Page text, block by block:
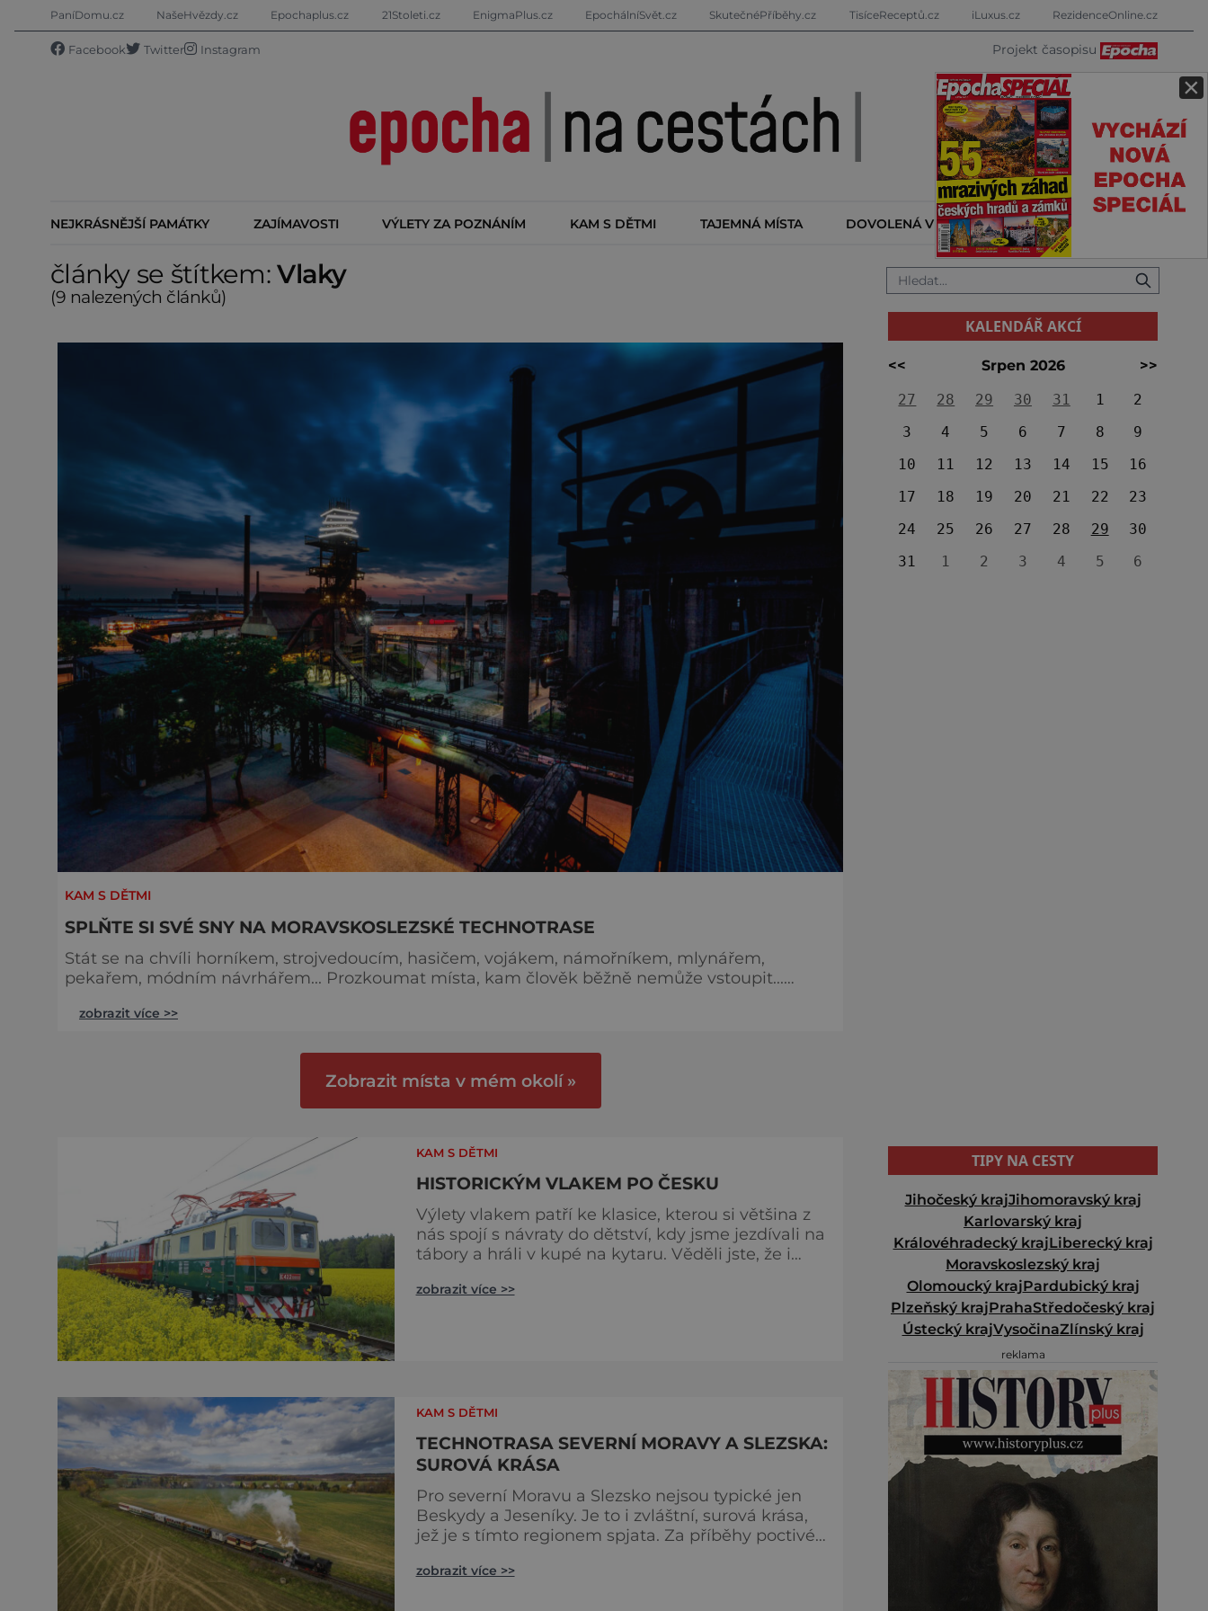
×
PaníDomu.cz NašeHvězdy.cz Epochaplus.cz 21Stoleti.cz EnigmaPlus.cz EpochálníSvět.cz SkutečnéPříběhy.cz TisíceReceptů.cz iLuxus.cz RezidenceOnline.cz
Facebook Twitter Instagram Projekt časopisu
NEJKRÁSNĚJŠÍ PAMÁTKY ZAJÍMAVOSTI VÝLETY ZA POZNÁNÍM KAM S DĚTMI TAJEMNÁ MÍSTA DOVOLENÁ V ZAHRANIČÍ KALENDÁŘ AKCÍ
články se štítkem:Vlaky
(9 nalezených článků)
KAM S DĚTMI
SPLŇTE SI SVÉ SNY NA MORAVSKOSLEZSKÉ TECHNOTRASE
Stát se na chvíli horníkem, strojvedoucím, hasičem, vojákem, námořníkem, mlynářem,
pekařem, módním návrhářem... Prozkoumat místa, kam člověk běžně nemůže vstoupit...
Pokud se mezi takové snílky řadíte, pak vyrazte na TECHNOTRASU. Na více než třech desítkách
zobrazit více >>
Zobrazit místa v mém okolí »
KAM S DĚTMI
HISTORICKÝM VLAKEM PO ČESKU
Výlety vlakem patří ke klasice, kterou si většina z
nás spojí s návraty do dětství, kdy jsme jezdívali na
tábory a hráli v kupé na kytaru. Věděli jste, že i
kus republiky a ještě se u toho dobře pobavit? 1.
zobrazit více >>
KAM S DĚTMI
TECHNOTRASA SEVERNÍ MORAVY A SLEZSKA:
SUROVÁ KRÁSA
Pro severní Moravu a Slezsko nejsou typické jen
Beskydy a Jeseníky. Je to i zvláštní, surová krása,
jež je s tímto regionem spjata. Za příběhy poctivé
propojující unikátní místa připomínající
zobrazit více >>
KALENDÁŘ AKCÍ
<< Srpen 2026
>>
27
28 29 30 31 1
2
3
4 5 6 7 8
9
10
11 12 13 14 15
16
17
18 19 20 21 22
23
24
25 26 27 28 29
30
31
1 2 3 4 5 6
TIPY NA CESTY
Jihočeský krajJihomoravský kraj
Karlovarský kraj
Královéhradecký krajLiberecký kraj
Moravskoslezský kraj
Olomoucký krajPardubický kraj
Plzeňský krajPrahaStředočeský kraj
Ústecký krajVysočinaZlínský kraj
reklama